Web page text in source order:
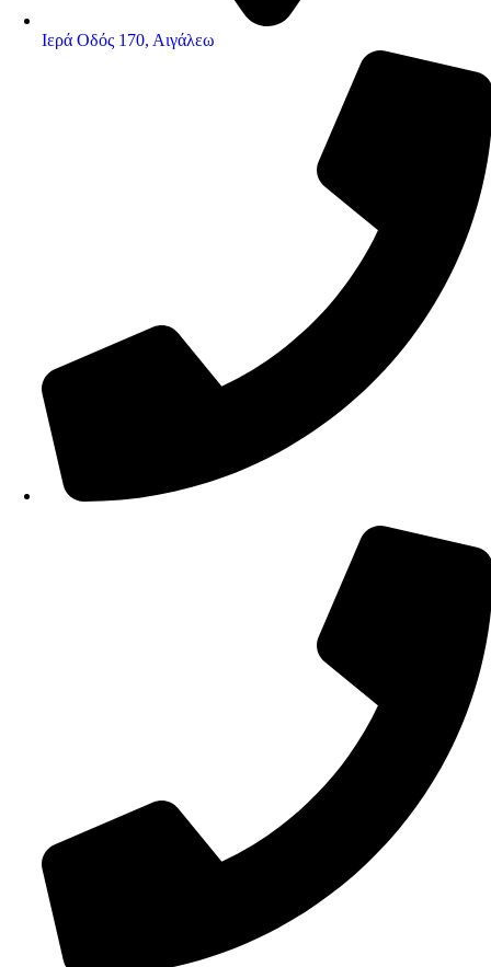
Ιερά Οδός 170, Αιγάλεω